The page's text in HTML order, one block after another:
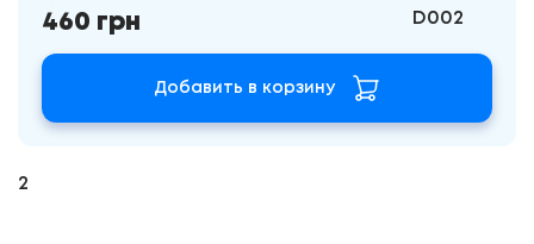
2
460 грн D002
Добавить в корзину